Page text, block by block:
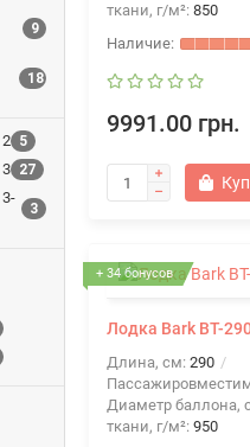
9
18
2 5
3 27
3-
3
ткани, г/м²: 850
9991.00 грн.
+ 34 бонусов
Лодка Bark BT-
Длина, см: 290
Диаметр баллона,
ткани, г/м²: 950